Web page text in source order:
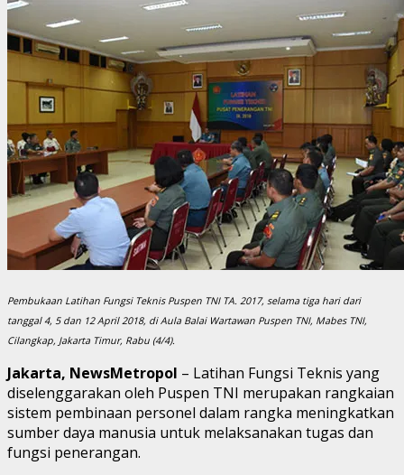
Pembukaan Latihan Fungsi Teknis Puspen TNI TA. 2017, selama tiga hari dari
tanggal 4, 5 dan 12 April 2018, di Aula Balai Wartawan Puspen TNI, Mabes TNI,
Cilangkap, Jakarta Timur, Rabu (4/4).
Jakarta, NewsMetropol – Latihan Fungsi Teknis yang
diselenggarakan oleh Puspen TNI merupakan rangkaian
sistem pembinaan personel dalam rangka meningkatkan
sumber daya manusia untuk melaksanakan tugas dan
fungsi penerangan.